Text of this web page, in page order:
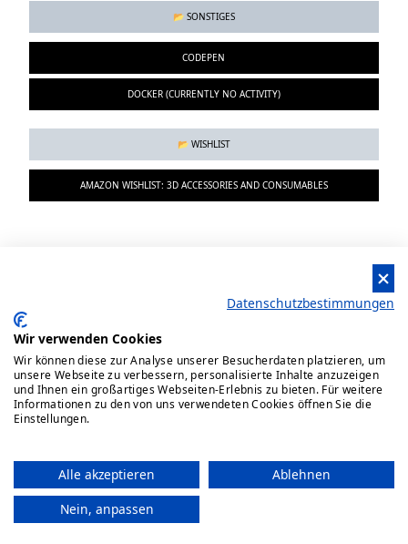
📂 SONSTIGES
CODEPEN
DOCKER (CURRENTLY NO ACTIVITY)
📂 WISHLIST
AMAZON WISHLIST: 3D ACCESSORIES AND CONSUMABLES
ABOUT ME
Datenschutzbestimmungen
Wir verwenden Cookies
Wir können diese zur Analyse unserer Besucherdaten platzieren, um
unsere Webseite zu verbessern, personalisierte Inhalte anzuzeigen
und Ihnen ein großartiges Webseiten-Erlebnis zu bieten. Für weitere
Informationen zu den von uns verwendeten Cookies öffnen Sie die
Einstellungen.
Alle akzeptieren
Ablehnen
Nein, anpassen